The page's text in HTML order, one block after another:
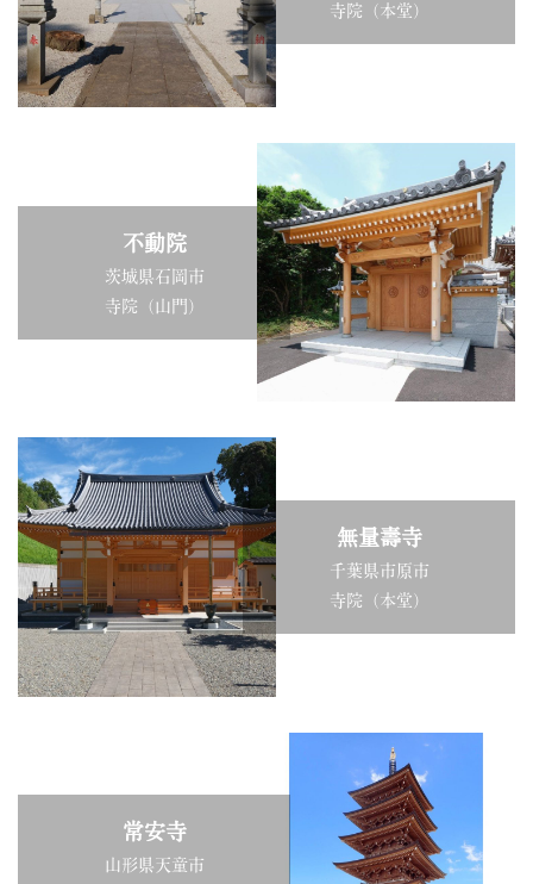
寺院（本堂）
不動院
茨城県石岡市
寺院（山門）
無量壽寺
千葉県市原市
寺院（本堂）
常安寺
山形県天童市